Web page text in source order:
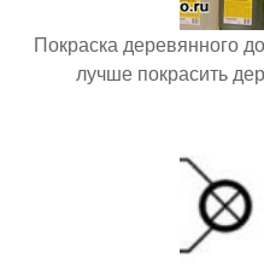
Покраска деревянного
лучше покрасить